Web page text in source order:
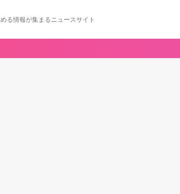
る情報が集まるニュースサイト